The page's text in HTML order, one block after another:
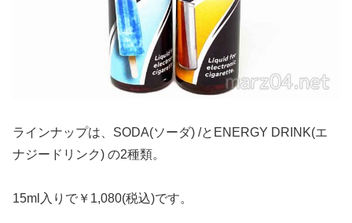
ラインナップは、SODA(ソーダ) /とENERGY DRINK(エ
ナジードリンク) の2種類。
15ml入りで￥1,080(税込)です。